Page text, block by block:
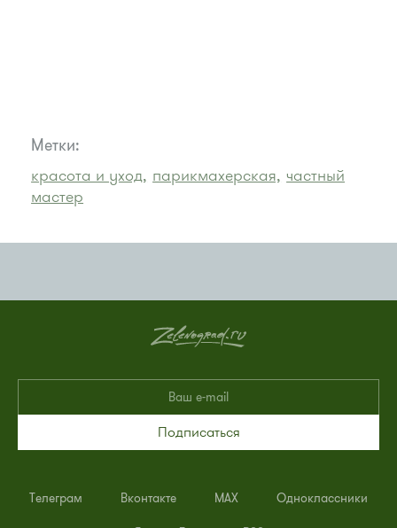
Метки:
красота и уход, парикмахерская, частный
мастер
Подписаться
Телеграм Вконтакте MAX Одноклассники